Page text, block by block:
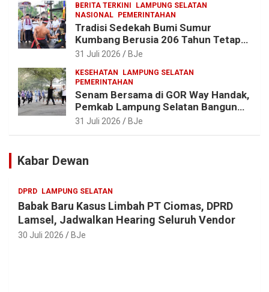
BERITA TERKINI
LAMPUNG SELATAN
NASIONAL
PEMERINTAHAN
Tradisi Sedekah Bumi Sumur
Kumbang Berusia 206 Tahun Tetap
Lestari, Bupati Egi Ajak Generasi
31 Juli 2026 BJe
KESEHATAN
LAMPUNG SELATAN
PEMERINTAHAN
Senam Bersama di GOR Way Handak,
Pemkab Lampung Selatan Bangun
ASN Sehat, Solid dan Siap Berikan
31 Juli 2026 BJe
Kabar Dewan
DPRD LAMPUNG SELATAN
Babak Baru Kasus Limbah PT Ciomas, DPRD
Lamsel, Jadwalkan Hearing Seluruh Vendor
30 Juli 2026 BJe